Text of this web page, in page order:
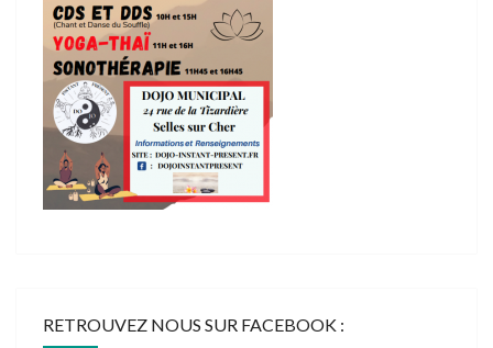
RETROUVEZ NOUS SUR FACEBOOK :